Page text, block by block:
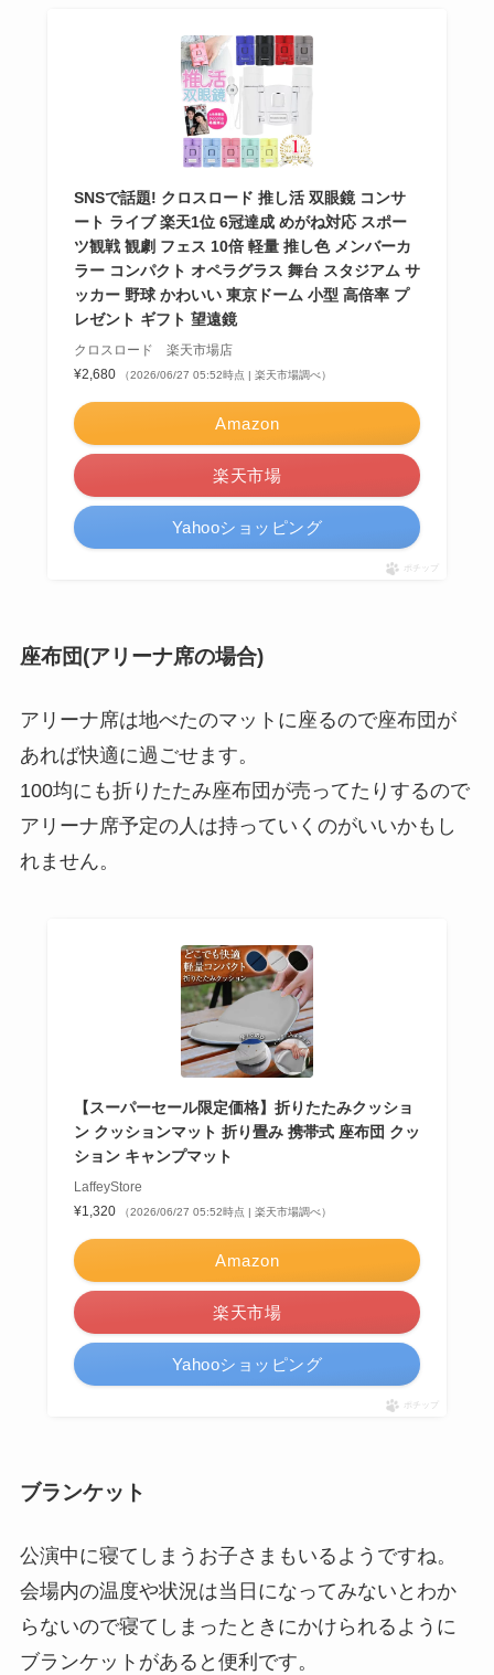
SNSで話題! クロスロード 推し活 双眼鏡 コンサ
ート ライブ 楽天1位 6冠達成 めがね対応 スポー
ツ観戦 観劇 フェス 10倍 軽量 推し色 メンバーカ
ラー コンパクト オペラグラス 舞台 スタジアム サ
ッカー 野球 かわいい 東京ドーム 小型 高倍率 プ
レゼント ギフト 望遠鏡
クロスロード 楽天市場店
¥2,680
（2026/06/27 05:52時点 | 楽天市場調べ）
Amazon
楽天市場
Yahooショッピング
ポチップ
座布団(アリーナ席の場合)
アリーナ席は地べたのマットに座るので座布団が
あれば快適に過ごせます。
100均にも折りたたみ座布団が売ってたりするので
アリーナ席予定の人は持っていくのがいいかもし
れません。
【スーパーセール限定価格】折りたたみクッショ
ン クッションマット 折り畳み 携帯式 座布団 クッ
ション キャンプマット
LaffeyStore
¥1,320
（2026/06/27 05:52時点 | 楽天市場調べ）
Amazon
楽天市場
Yahooショッピング
ポチップ
ブランケット
公演中に寝てしまうお子さまもいるようですね。
会場内の温度や状況は当日になってみないとわか
らないので寝てしまったときにかけられるように
ブランケットがあると便利です。